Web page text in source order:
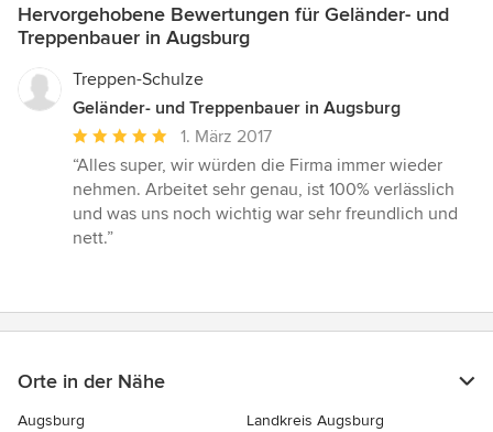
Hervorgehobene Bewertungen für Geländer- und
Treppenbauer in Augsburg
Treppen-Schulze
Geländer- und Treppenbauer in Augsburg
Durchschnittliche
Bewertung:
5
von
5
1. März 2017
“Alles super, wir würden die Firma immer wieder
nehmen. Arbeitet sehr genau, ist 100% verlässlich
und was uns noch wichtig war sehr freundlich und
nett.”
Orte in der Nähe
Augsburg
Landkreis Augsburg